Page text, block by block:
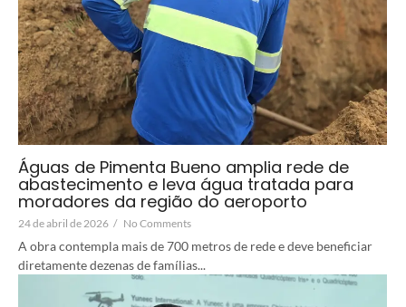
Águas de Pimenta Bueno amplia rede de
abastecimento e leva água tratada para
moradores da região do aeroporto
24 de abril de 2026 / No Comments
A obra contempla mais de 700 metros de rede e deve beneficiar
diretamente dezenas de famílias...